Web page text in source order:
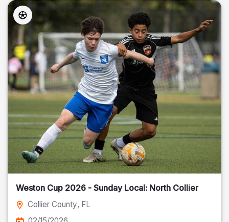
Weston Cup 2026 - Sunday Local: North Collier
Collier County, FL